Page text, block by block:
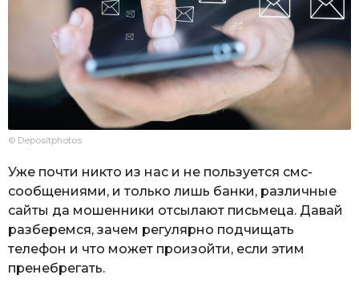
© Depositphotos
Уже почти никто из нас и не пользуется смс-
сообщениями, и только лишь банки, различные
сайты да мошенники отсылают письмеца. Давай
разберемся, зачем регулярно подчищать
телефон и что может произойти, если этим
пренебрегать.